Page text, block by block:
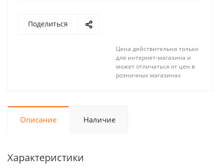
Поделиться
Цена действительна только
для интернет-магазина и
может отличаться от цен в
розничных магазинах
Описание Наличие
Характеристики